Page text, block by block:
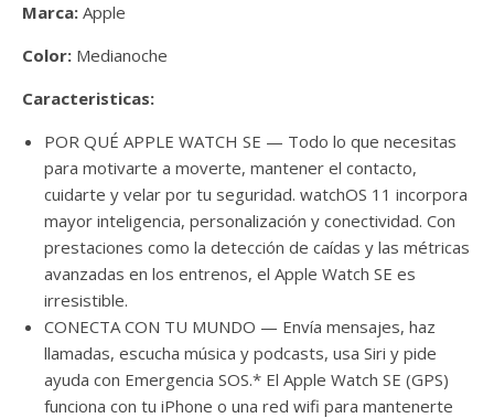
Marca: Apple
Color: Medianoche
Caracteristicas:
POR QUÉ APPLE WATCH SE — Todo lo que necesitas
para motivarte a moverte, mantener el contacto,
cuidarte y velar por tu seguridad. watchOS 11 incorpora
mayor inteligencia, personalización y conectividad. Con
prestaciones como la detección de caídas y las métricas
avanzadas en los entrenos, el Apple Watch SE es
irresistible.
CONECTA CON TU MUNDO — Envía mensajes, haz
llamadas, escucha música y podcasts, usa Siri y pide
ayuda con Emergencia SOS.* El Apple Watch SE (GPS)
funciona con tu iPhone o una red wifi para mantenerte